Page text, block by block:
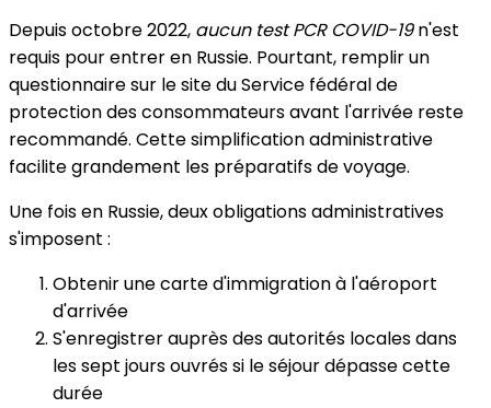
Depuis octobre 2022, aucun test PCR COVID-19n'est
requis pour entrer en Russie. Pourtant, remplir un
questionnaire sur le site du Service fédéral de
protection des consommateurs avant l'arrivée reste
recommandé. Cette simplification administrative
facilite grandement les préparatifs de voyage.
Une fois en Russie, deux obligations administratives
s'imposent :
Obtenir une carte d'immigration à l'aéroport
d'arrivée
S'enregistrer auprès des autorités locales dans
les sept jours ouvrés si le séjour dépasse cette
durée